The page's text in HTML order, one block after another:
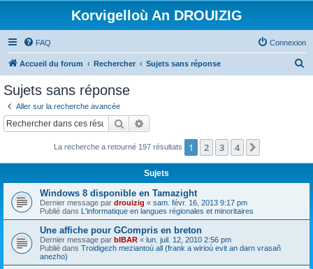
Korvigelloù An DROUIZIG
FAQ Connexion
Accueil du forum Rechercher Sujets sans réponse
c
Sujets sans réponse
Aller sur la recherche avancée
Rechercher
La recherche a retourné 197 résultats 1 2 3 4
Sujets
Windows 8 disponible en Tamazight
Dernier message par drouizig « sam. févr. 16, 2013 9:17 pm
Publié dans L'informatique en langues régionales et minoritaires
Une affiche pour GCompris en breton
Dernier message par bIBAR « lun. juil. 12, 2010 2:56 pm
Publié dans Troidigezh meziantoù all (frank a wirioù evit an darn vrasañ
anezho)